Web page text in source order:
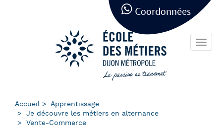
Panneau de gestion des cookies
Coordonnées
Accueil
Apprentissage
Je découvre les métiers en alternance
Vente-Commerce